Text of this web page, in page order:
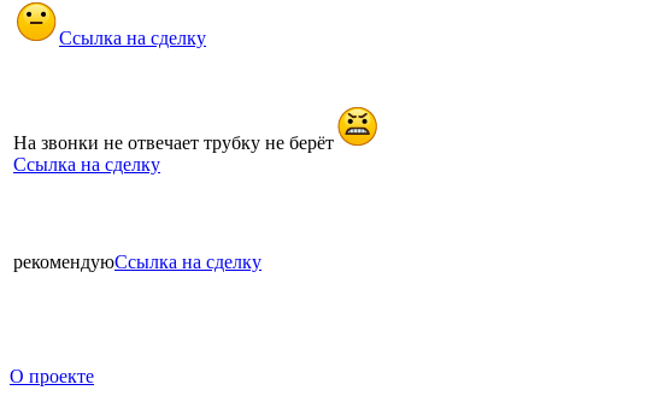
Ссылка на сделку
На звонки не отвечает трубку не берёт
Ссылка на сделку
рекомендуюСсылка на сделку
О проекте